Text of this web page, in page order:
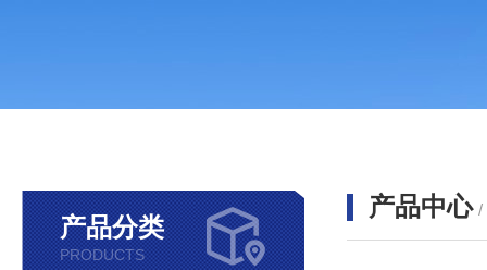
产品分类
PRODUCTS
产品中心 /